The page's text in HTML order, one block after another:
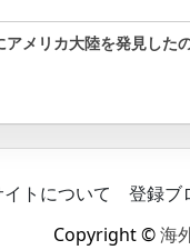
アメリカ大陸を発見した
トについて 登録ブ
Copyright ©海